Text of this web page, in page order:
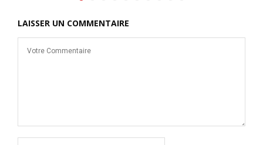
LAISSER UN COMMENTAIRE